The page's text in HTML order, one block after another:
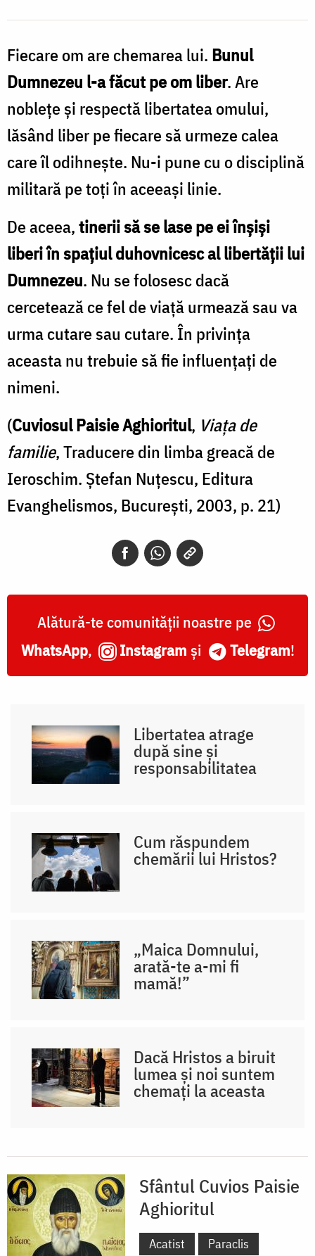
Fiecare om are chemarea lui. Bunul
Dumnezeu l-a făcut pe om liber. Are
noblețe și respectă libertatea omului,
lăsând liber pe fiecare să urmeze calea
care îl odihnește. Nu-i pune cu o disciplină
militară pe toți în aceeași linie.
De aceea,tinerii să se lase pe ei înșiși
liberi în spațiul duhovnicesc al libertății lui
Dumnezeu. Nu se folosesc dacă
cercetează ce fel de viață urmează sau va
urma cutare sau cutare. În privința
aceasta nu trebuie să fie influențați de
nimeni.
(Cuviosul Paisie Aghioritul, Viața de
familie, Traducere din limba greacă de
Ieroschim. Ștefan Nuțescu, Editura
Evanghelismos, București, 2003, p. 21)
Alătură-te comunității noastre pe
WhatsApp, Instagram și Telegram!
Libertatea atrage
după sine și
responsabilitatea
Cum răspundem
chemării lui Hristos?
„Maica Domnului,
arată-te a-mi fi
mamă!”
Dacă Hristos a biruit
lumea și noi suntem
chemați la aceasta
Sfântul Cuvios Paisie
Aghioritul
Acatist Paraclis